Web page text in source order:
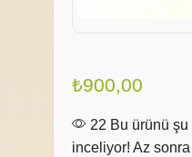
₺900,00
22 Bu ürünü şu
inceliyor! Az